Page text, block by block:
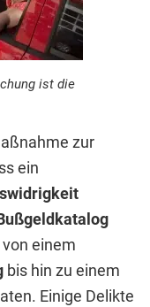
ist die
zur
ein
einem
bis hin zu einem
Einige Delikte